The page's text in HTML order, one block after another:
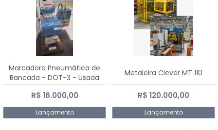
Marcadora Pneumática de
Bancada - DOT-3 - Usada
R$ 16.000,00
Lançamento
Metaleira Clever MT 110
R$ 120.000,00
Lançamento